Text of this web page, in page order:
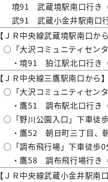
境91 武蔵境駅南口行き（
武91 武蔵小金井駅南口行
【ＪＲ中央線武蔵境駅南口から
○「大沢コミュニティセン
・境91 狛江駅北口行き（
【ＪＲ中央線三鷹駅南口から】
○「大沢コミュニティセン
・鷹51 調布駅北口行き（
○「野川公園入口」下車徒
・鷹52 朝日町三丁目、朝
○「調布飛行場」下車徒歩0
・鷹58 調布飛行場行き
【ＪＲ中央線武蔵小金井駅南